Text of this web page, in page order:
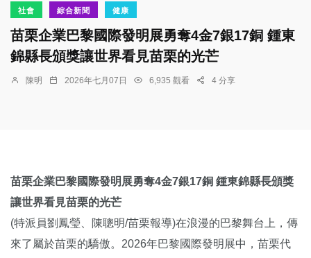
社會 綜合新聞 健康
苗栗企業巴黎國際發明展勇奪4金7銀17銅 鍾東
錦縣長頒獎讓世界看見苗栗的光芒
陳明 2026年七月07日 6,935 觀看 4 分享
苗栗企業巴黎國際發明展勇奪4金7銀17銅 鍾東錦縣長頒獎
讓世界看見苗栗的光芒
(特派員劉鳳瑩、陳聰明/苗栗報導)在浪漫的巴黎舞台上，傳
來了屬於苗栗的驕傲。2026年巴黎國際發明展中，苗栗代